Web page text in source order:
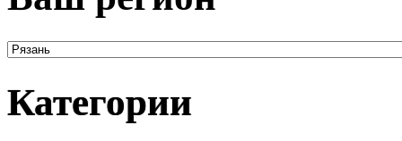
Категории